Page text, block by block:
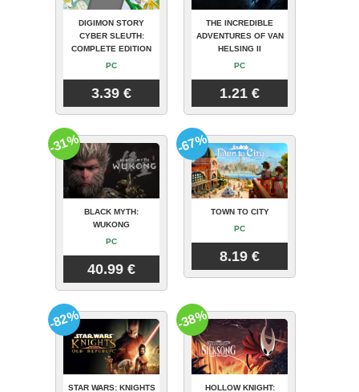
DIGIMON STORY
CYBER SLEUTH:
COMPLETE EDITION
PC
3.39 €
THE INCREDIBLE
ADVENTURES OF VAN
HELSING II
PC
1.21 €
BLACK MYTH:
WUKONG
PC
40.99 €
-31%
TOWN TO CITY
PC
8.19 €
-67%
STAR WARS: KNIGHTS
-82%
HOLLOW KNIGHT:
-38%